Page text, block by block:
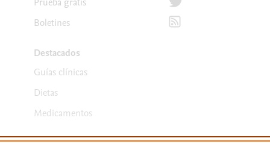
Boletines
Destacados
Guías clínicas
Dietas
Medicamentos
Suscríbete para recibir